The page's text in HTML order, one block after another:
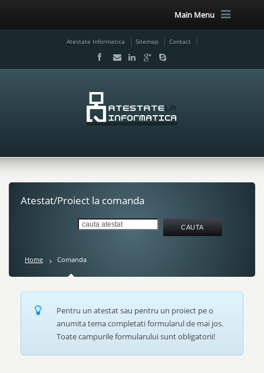
Main Menu
Atestate Informatica Sitemap Contact
Atestat/Proiect la comanda
Home Comanda
Pentru un atestat sau pentru un proiect pe o
anumita tema completati formularul de mai jos.
Toate campurile formularului sunt obligatorii!